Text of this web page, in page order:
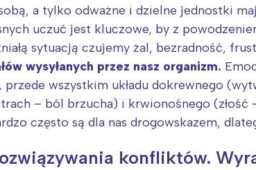
a tylko odważne i dzielne jednostki
uczuć jest kluczowe, by z
sytuacją czujemy żal, bezradność,
wysyłanych przez nasz organizm.
przede wszystkim układu dokrewnego
– ból brzucha) i krwionośnego (złość
często są dla nas drogowskazem,
konfliktów.
Interesują mnie
Warszawa